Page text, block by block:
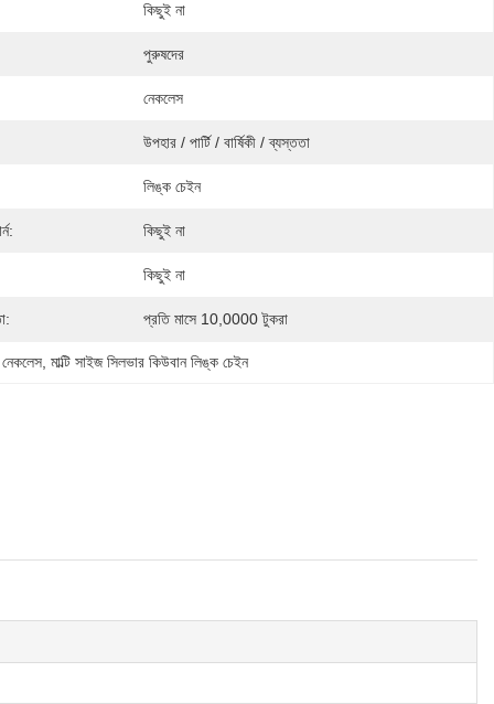
কিছুই না
পুরুষদের
নেকলেস
উপহার / পার্টি / বার্ষিকী / ব্যস্ততা
লিঙ্ক চেইন
কিছুই না
কিছুই না
প্রতি মাসে 10,0000 টুকরা
নেকলেস মাল্টি সাইজ সিলভার কিউবান লিঙ্ক চেইন